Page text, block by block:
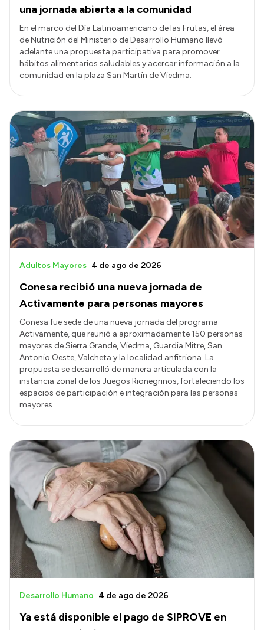
una jornada abierta a la comunidad
En el marco del Día Latinoamericano de las Frutas, el área
de Nutrición del Ministerio de Desarrollo Humano llevó
adelante una propuesta participativa para promover
hábitos alimentarios saludables y acercar información a la
comunidad en la plaza San Martín de Viedma.
Conesa recibió una nueva jornada de
Activamente para personas mayores
Adultos Mayores 4 de ago de 2026
Conesa fue sede de una nueva jornada del programa
Activamente, que reunió a aproximadamente 150 personas
mayores de Sierra Grande, Viedma, Guardia Mitre, San
Antonio Oeste, Valcheta y la localidad anfitriona. La
propuesta se desarrolló de manera articulada con la
instancia zonal de los Juegos Rionegrinos, fortaleciendo los
espacios de participación e integración para las personas
mayores.
Ya está disponible el pago de SIPROVE en
Desarrollo Humano 4 de ago de 2026